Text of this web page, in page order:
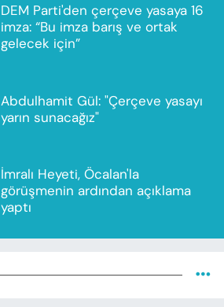
DEM Parti'den çerçeve yasaya 16
imza: “Bu imza barış ve ortak
gelecek için”
Abdulhamit Gül: "Çerçeve yasayı
yarın sunacağız"
İmralı Heyeti, Öcalan'la
görüşmenin ardından açıklama
yaptı